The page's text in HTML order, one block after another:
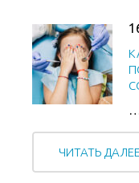
ЧИТАТЬ ДАЛЕЕ